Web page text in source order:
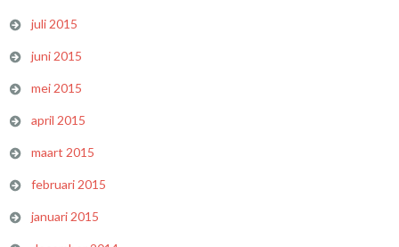
juli 2015
juni 2015
mei 2015
april 2015
maart 2015
februari 2015
januari 2015